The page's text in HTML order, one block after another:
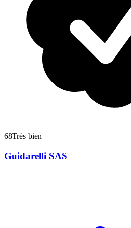
68Très bien
Guidarelli SAS